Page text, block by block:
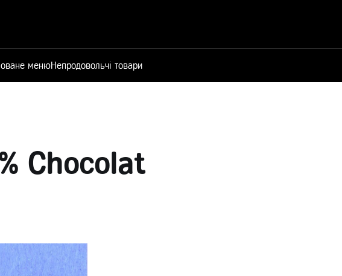
менюНепродовольчі товари
Chocolat